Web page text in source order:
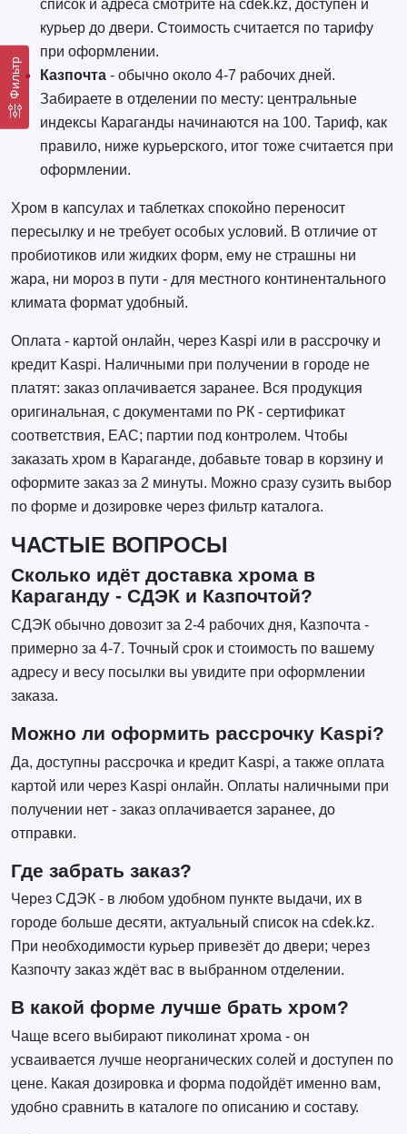
Фильтр
список и адреса смотрите на cdek.kz, доступен и
курьер до двери. Стоимость считается по тарифу
при оформлении.
Казпочта- обычно около 4-7 рабочих дней.
Забираете в отделении по месту: центральные
индексы Караганды начинаются на 100. Тариф, как
правило, ниже курьерского, итог тоже считается при
оформлении.
Хром в капсулах и таблетках спокойно переносит
пересылку и не требует особых условий. В отличие от
пробиотиков или жидких форм, ему не страшны ни
жара, ни мороз в пути - для местного континентального
климата формат удобный.
Оплата - картой онлайн, через Kaspi или в рассрочку и
кредит Kaspi. Наличными при получении в городе не
платят: заказ оплачивается заранее. Вся продукция
оригинальная, с документами по РК - сертификат
соответствия, EAC; партии под контролем. Чтобы
заказать хром в Караганде, добавьте товар в корзину и
оформите заказ за 2 минуты. Можно сразу сузить выбор
по форме и дозировке через фильтр каталога.
ЧАСТЫЕ ВОПРОСЫ
Сколько идёт доставка хрома в
Караганду - СДЭК и Казпочтой?
СДЭК обычно довозит за 2-4 рабочих дня, Казпочта -
примерно за 4-7. Точный срок и стоимость по вашему
адресу и весу посылки вы увидите при оформлении
заказа.
Можно ли оформить рассрочку Kaspi?
Да, доступны рассрочка и кредит Kaspi, а также оплата
картой или через Kaspi онлайн. Оплаты наличными при
получении нет - заказ оплачивается заранее, до
отправки.
Где забрать заказ?
Через СДЭК - в любом удобном пункте выдачи, их в
городе больше десяти, актуальный список на cdek.kz.
При необходимости курьер привезёт до двери; через
Казпочту заказ ждёт вас в выбранном отделении.
В какой форме лучше брать хром?
Чаще всего выбирают пиколинат хрома - он
усваивается лучше неорганических солей и доступен по
цене. Какая дозировка и форма подойдёт именно вам,
удобно сравнить в каталоге по описанию и составу.